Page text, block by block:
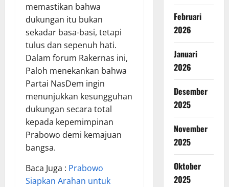
memastikan bahwa
dukungan itu bukan
sekadar basa-basi, tetapi
tulus dan sepenuh hati.
Dalam forum Rakernas ini,
Paloh menekankan bahwa
Partai NasDem ingin
menunjukkan kesungguhan
dukungan secara total
kepada kepemimpinan
Prabowo demi kemajuan
bangsa.
Baca Juga : Prabowo
Siapkan Arahan untuk
Februari
2026
Januari
2026
Desember
2025
November
2025
Oktober
2025